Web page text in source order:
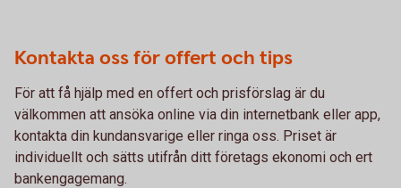
Kontakta oss för offert och tips
För att få hjälp med en offert och prisförslag är du
välkommen att ansöka online via din internetbank eller app,
kontakta din kundansvarige eller ringa oss. Priset är
individuellt och sätts utifrån ditt företags ekonomi och ert
bankengagemang.